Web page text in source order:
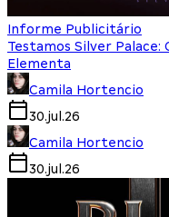
Informe Publicitário
Testamos Silver Palace:
Elementa
Camila Hortencio
30.jul.26
Camila Hortencio
30.jul.26